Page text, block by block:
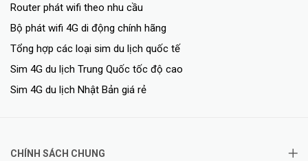
Router phát wifi theo nhu cầu
Bộ phát wifi 4G di động chính hãng
Tổng hợp các loại sim du lịch quốc tế
Sim 4G du lịch Trung Quốc tốc độ cao
Sim 4G du lịch Nhật Bản giá rẻ
CHÍNH SÁCH CHUNG